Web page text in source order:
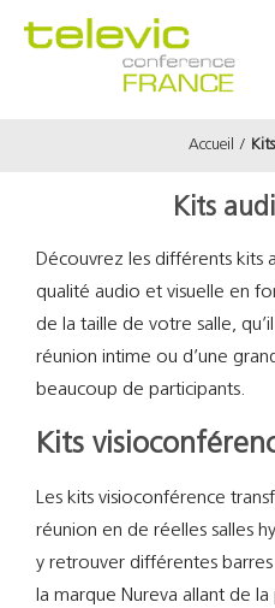
Accueil
Kits
Découvrez les différents kits
qualité audio et visuelle en
de la taille de votre salle,
réunion intime ou d’une
beaucoup de participants.
Kits
Les kits visioconférence
réunion en de réelles salles
y retrouver différentes
la marque Nureva allant de